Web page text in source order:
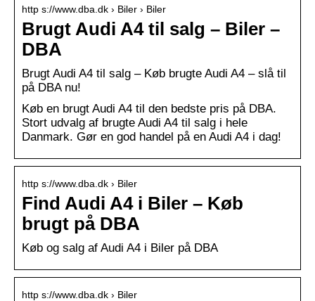
http s://www.dba.dk › Biler › Biler
Brugt Audi A4 til salg – Biler –
DBA
Brugt Audi A4 til salg – Køb brugte Audi A4 – slå til
på DBA nu!
Køb en brugt Audi A4 til den bedste pris på DBA.
Stort udvalg af brugte Audi A4 til salg i hele
Danmark. Gør en god handel på en Audi A4 i dag!
http s://www.dba.dk › Biler
Find Audi A4 i Biler – Køb
brugt på DBA
Køb og salg af Audi A4 i Biler på DBA
http s://www.dba.dk › Biler